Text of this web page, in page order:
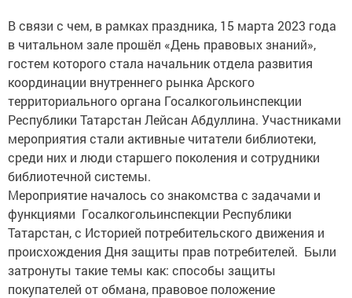
В связи с чем, в рамках праздника, 15 марта 2023 года
в читальном зале прошёл «День правовых знаний»,
гостем которого стала начальник отдела развития
координации внутреннего рынка Арского
территориального органа Госалкогольинспекции
Республики Татарстан Лейсан Абдуллина. Участниками
мероприятия стали активные читатели библиотеки,
среди них и люди старшего поколения и сотрудники
библиотечной системы.
Мероприятие началось со знакомства с задачами и
функциями Госалкогольинспекции Республики
Татарстан, с Историей потребительского движения и
происхождения Дня защиты прав потребителей. Были
затронуты такие темы как: способы защиты
покупателей от обмана, правовое положение